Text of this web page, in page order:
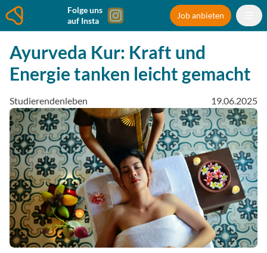
Folge uns
auf Insta
Job anbieten
Ayurveda Kur: Kraft und
Energie tanken leicht gemacht
Studierendenleben 19.06.2025